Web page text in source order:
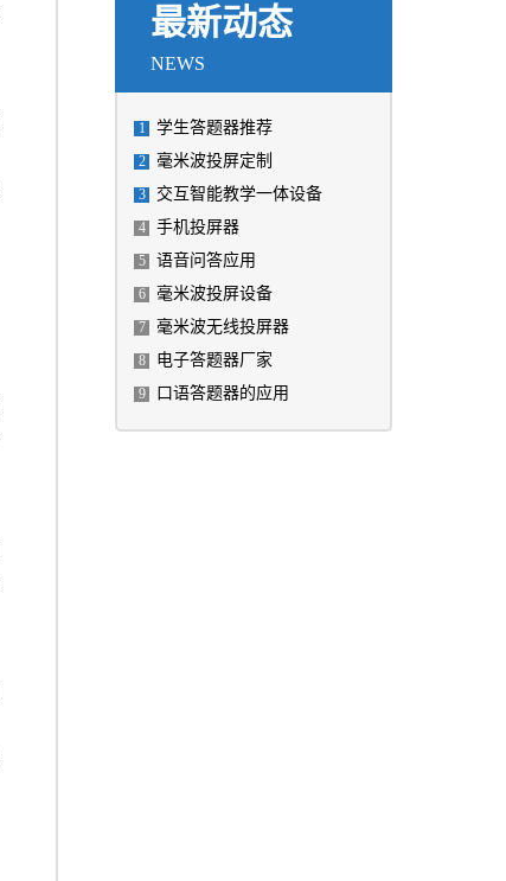
最新动态
NEWS
1 学生答题器推荐
2 毫米波投屏定制
3 交互智能教学一体设备
4 手机投屏器
5 语音问答应用
6 毫米波投屏设备
7 毫米波无线投屏器
8 电子答题器厂家
9 口语答题器的应用